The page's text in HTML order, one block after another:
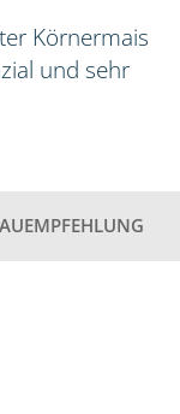
Körnermais
und sehr